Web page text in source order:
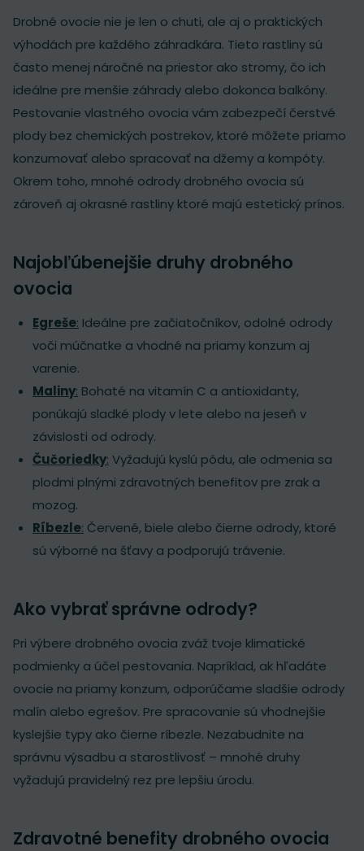
Drobné ovocie nie je len o chuti, ale aj o praktických
výhodách pre každého záhradkára. Tieto rastliny sú
často menej náročné na priestor ako stromy, čo ich
ideálne pre menšie záhrady alebo dokonca balkóny.
Pestovanie vlastného ovocia vám zabezpečí čerstvé
plody bez chemických postrekov, ktoré môžete priamo
konzumovať alebo spracovať na džemy a kompóty.
Okrem toho, mnohé odrody drobného ovocia sú
zároveň aj okrasné rastliny ktoré majú estetický prínos.
Najobľúbenejšie druhy drobného
ovocia
Egreše: Ideálne pre začiatočníkov, odolné odrody
voči múčnatke a vhodné na priamy konzum aj
varenie.
Maliny: Bohaté na vitamín C a antioxidanty,
ponúkajú sladké plody v lete alebo na jeseň v
závislosti od odrody.
Čučoriedky: Vyžadujú kyslú pôdu, ale odmenia sa
plodmi plnými zdravotných benefitov pre zrak a
mozog.
Ríbezle: Červené, biele alebo čierne odrody, ktoré
sú výborné na šťavy a podporujú trávenie.
Ako vybrať správne odrody?
Pri výbere drobného ovocia zváž tvoje klimatické
podmienky a účel pestovania. Napríklad, ak hľadáte
ovocie na priamy konzum, odporúčame sladšie odrody
malín alebo egrešov. Pre spracovanie sú vhodnejšie
kyslejšie typy ako čierne ríbezle. Nezabudnite na
správnu výsadbu a starostlivosť – mnohé druhy
vyžadujú pravidelný rez pre lepšiu úrodu.
Zdravotné benefity drobného ovocia